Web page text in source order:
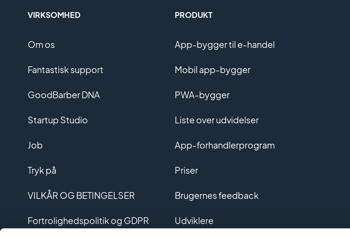
VIRKSOMHED
Om os
Fantastisk support
GoodBarber DNA
Startup Studio
Job
Tryk på
VILKÅR OG BETINGELSER
Fortrolighedspolitik og GDPR
PRODUKT
App-bygger til e-handel
Mobil app-bygger
PWA-bygger
Liste over udvidelser
App-forhandlerprogram
Priser
Brugernes feedback
Udviklere